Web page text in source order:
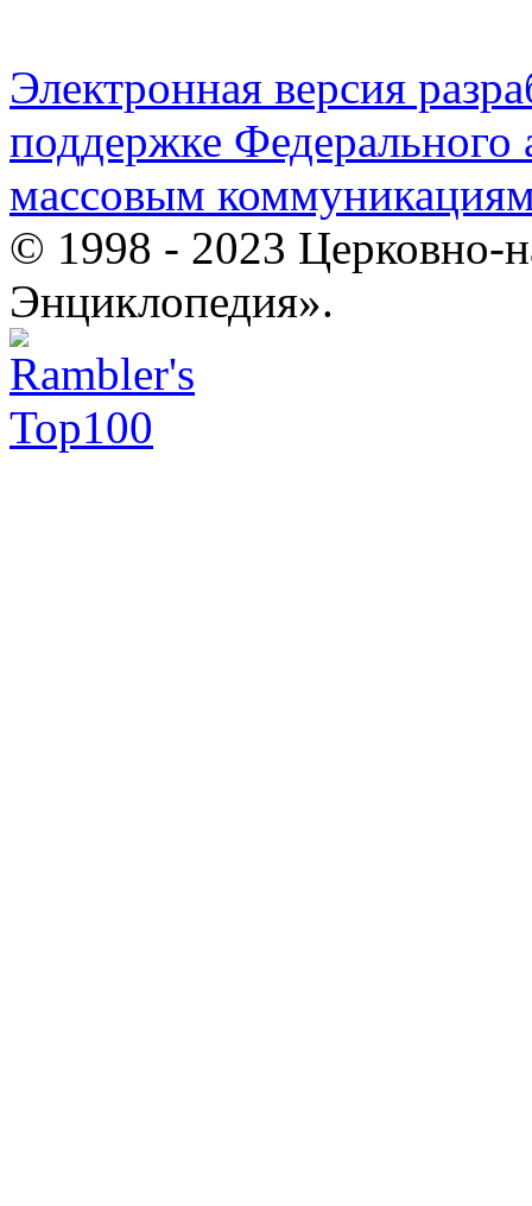
Электронная версия
поддержке Федерального
массовым
© 1998 - 2023 Церковно-
Энциклопедия».